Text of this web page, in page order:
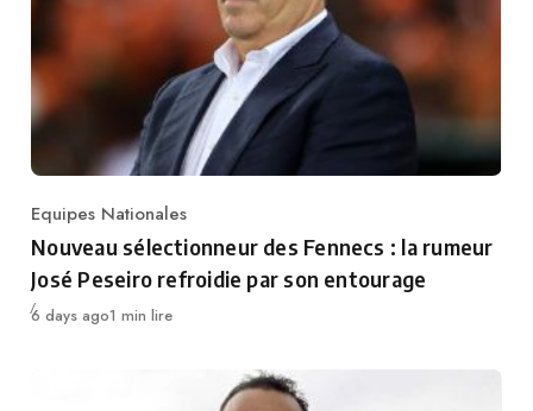
Category
Equipes Nationales
Nouveau sélectionneur des Fennecs : la rumeur
José Peseiro refroidie par son entourage
Publié
6 days ago1 min lire